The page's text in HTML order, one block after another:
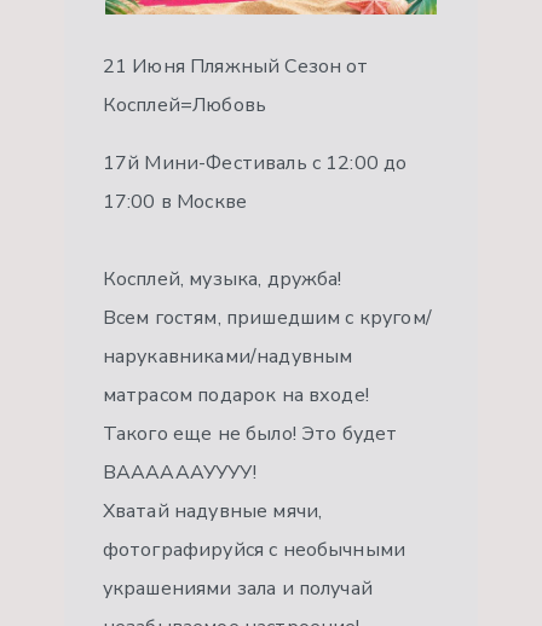
21 Июня Пляжный Сезон от
Косплей=Любовь
17й Мини-Фестиваль с 12:00 до
17:00 в Москве
Косплей, музыка, дружба!
Всем гостям, пришедшим с кругом/
нарукавниками/надувным
матрасом подарок на входе!
Такого еще не было! Это будет
ВААААААУУУУ!
Хватай надувные мячи,
фотографируйся с необычными
украшениями зала и получай